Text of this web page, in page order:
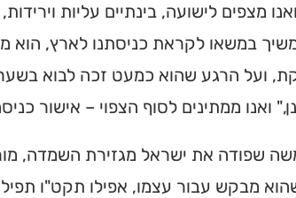
מצפים לישועה, בינתיים עליות
במשאו לקראת כניסתנו לארץ, הוא
ועל הרגע שהוא כמעט זכה לבוא
ואנו ממתינים לסוף הצפוי – אישור
שפודה את ישראל מגזירת השמדה,
מבקש עבור עצמו, אפילו תקט"ו